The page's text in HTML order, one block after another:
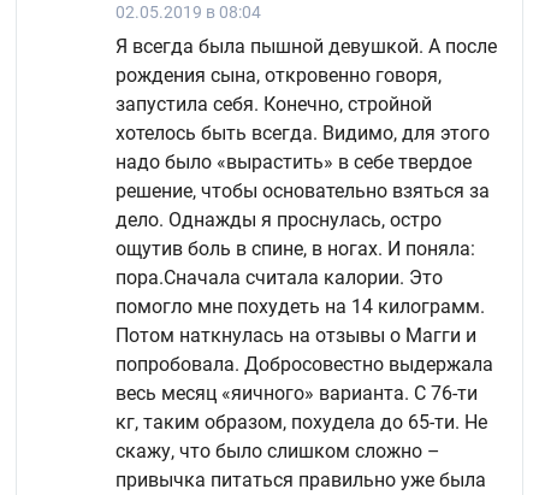
02.05.2019 в 08:04
Я всегда была пышной девушкой. А после
рождения сына, откровенно говоря,
запустила себя. Конечно, стройной
хотелось быть всегда. Видимо, для этого
надо было «вырастить» в себе твердое
решение, чтобы основательно взяться за
дело. Однажды я проснулась, остро
ощутив боль в спине, в ногах. И поняла:
пора.Сначала считала калории. Это
помогло мне похудеть на 14 килограмм.
Потом наткнулась на отзывы о Магги и
попробовала. Добросовестно выдержала
весь месяц «яичного» варианта. С 76-ти
кг, таким образом, похудела до 65-ти. Не
скажу, что было слишком сложно –
привычка питаться правильно уже была